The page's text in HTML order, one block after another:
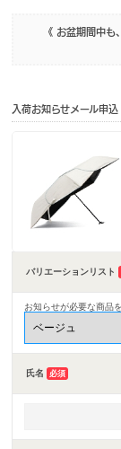
《 お盆期間中
入荷お知らせメール申込
バリエーションリスト
お知らせが必要な商品
氏名 必須